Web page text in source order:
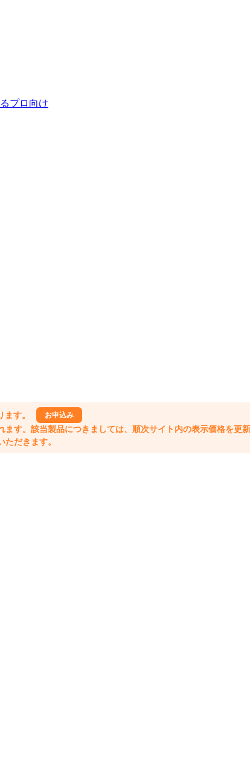
す。 お申込み
す。該当製品につきましては、順次サイト内の表示価格を更新
だきます。